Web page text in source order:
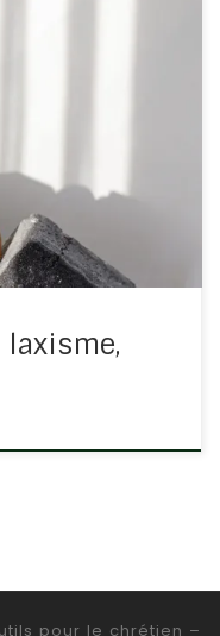
pour le chrétien –